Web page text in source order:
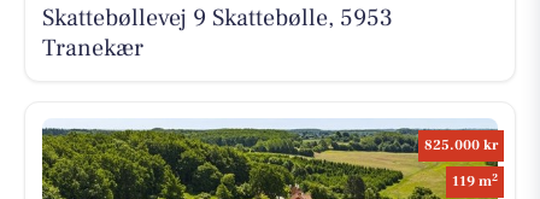
Skattebøllevej 9 Skattebølle, 5953
Tranekær
825.000 kr
119 m2